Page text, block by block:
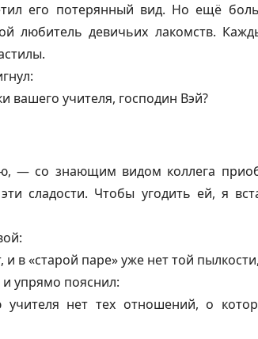
его потерянный вид. Но ещё
любитель девичьих лакомств.
вашего учителя, господин Вэй?
— со знающим видом коллега
сладости. Чтобы угодить ей, я
в «старой паре» уже нет той
упрямо пояснил:
нет тех отношений, о